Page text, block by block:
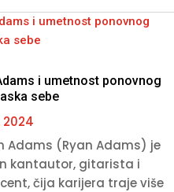
i umetnost ponovnog
sebe
2024
Adams (Ryan Adams) je
kantautor, gitarista i
čija karijera traje više